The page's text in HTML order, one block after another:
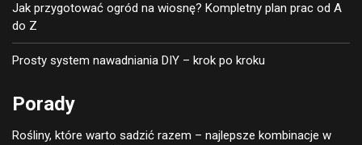
Jak przygotować ogród na wiosnę? Kompletny plan prac od A
do Z
Prosty system nawadniania DIY – krok po kroku
Porady
Rośliny, które warto sadzić razem – najlepsze kombinacje w